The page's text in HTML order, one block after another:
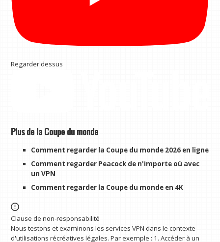
Regarder dessus
Plus de la Coupe du monde
Comment regarder la Coupe du monde 2026 en ligne
Comment regarder Peacock de n'importe où avec
un VPN
Comment regarder la Coupe du monde en 4K
Clause de non-responsabilité
Nous testons et examinons les services VPN dans le contexte
d'utilisations récréatives légales. Par exemple : 1. Accéder à un